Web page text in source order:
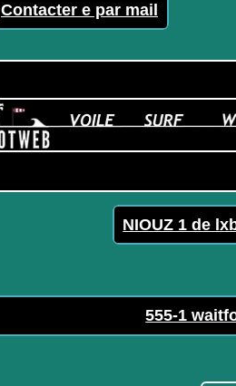
Contacter e par mail
NIOUZ 1 de
555-1